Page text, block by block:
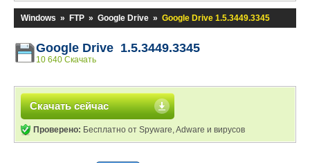
Windows » FTP » Google Drive » Google Drive 1.5.3449.3345
Google Drive 1.5.3449.3345
10 640 Скачать
Скачать сейчас
Проверено: Бесплатно от Spyware, Adware и вирусов